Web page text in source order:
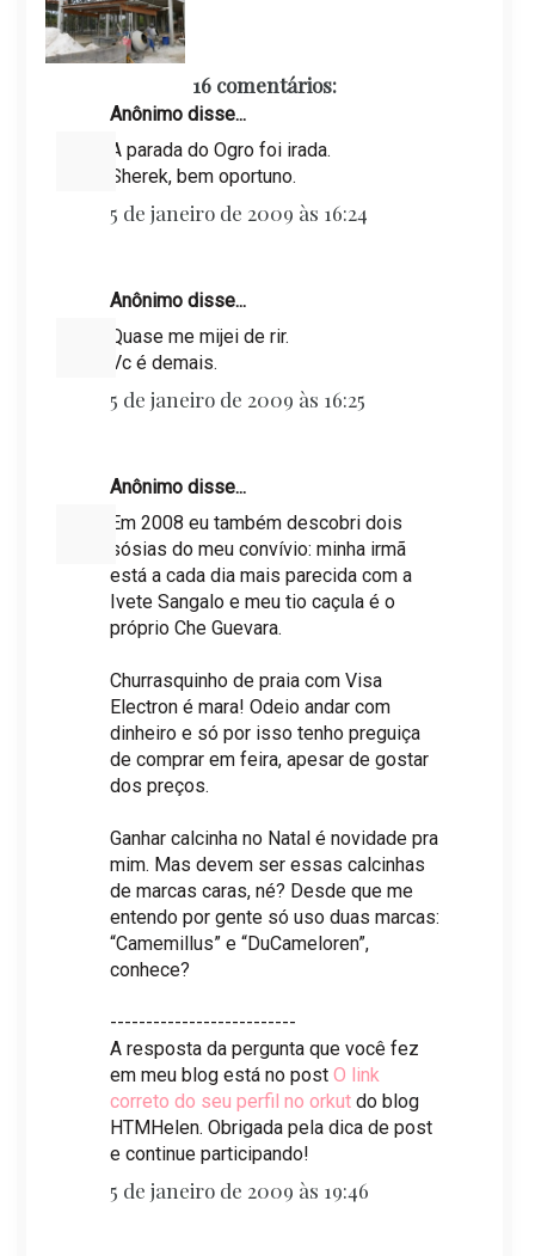
16 comentários:
Anônimo disse...
A parada do Ogro foi irada.
Sherek, bem oportuno.
5 de janeiro de 2009 às 16:24
Anônimo disse...
Quase me mijei de rir.
Vc é demais.
5 de janeiro de 2009 às 16:25
Anônimo disse...
Em 2008 eu também descobri dois
sósias do meu convívio: minha irmã
está a cada dia mais parecida com a
Ivete Sangalo e meu tio caçula é o
próprio Che Guevara.
Churrasquinho de praia com Visa
Electron é mara! Odeio andar com
dinheiro e só por isso tenho preguiça
de comprar em feira, apesar de gostar
dos preços.
Ganhar calcinha no Natal é novidade pra
mim. Mas devem ser essas calcinhas
de marcas caras, né? Desde que me
entendo por gente só uso duas marcas:
“Camemillus” e “DuCameloren”,
conhece?
--------------------------
A resposta da pergunta que você fez
em meu blog está no post O link
correto do seu perfil no orkutdo blog
HTMHelen. Obrigada pela dica de post
e continue participando!
5 de janeiro de 2009 às 19:46